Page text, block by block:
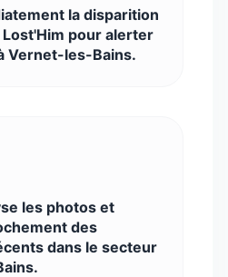
la disparition
pour alerter
Vernet-les-Bains.
les photos et
des
dans le secteur